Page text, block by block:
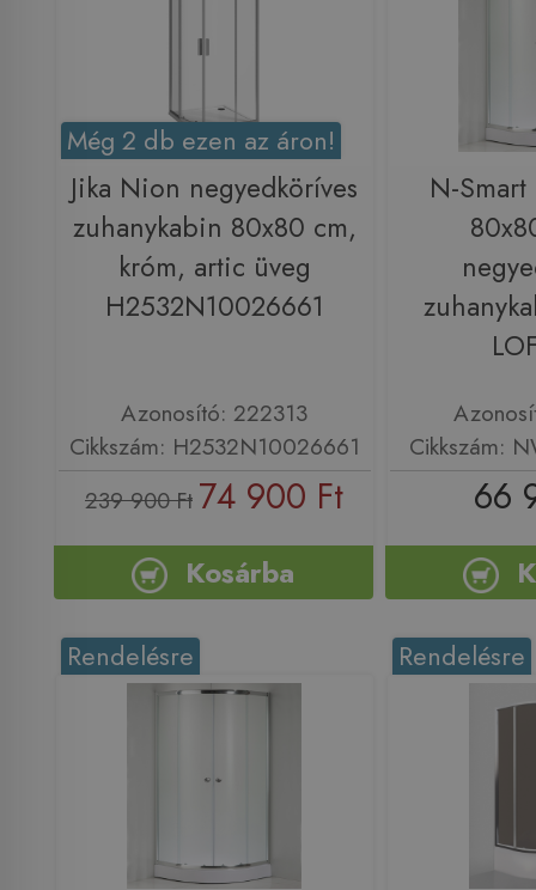
Még 2 db ezen az áron!
Jika Nion negyedköríves
zuhanykabin 80x80 cm,
króm, artic üveg
H2532N10026661
Azonosító: 222313
Cikkszám: H2532N10026661
239 900 Ft 74 900 Ft
Kosárba
N-Smart
Cikkszám:
66
Rendelésre Rendelésre